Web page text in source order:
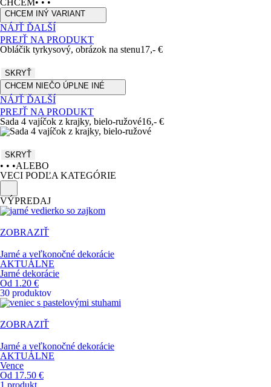
CHCEM• • •
CHCEM INÝ VARIANT
NÁJŤ ĎALŠÍ
PREJŤ NA PRODUKT
Obláčik tyrkysový, obrázok na stenu17,- €
SKRYŤ
CHCEM NIEČO ÚPLNE INÉ
NÁJŤ ĎALŠÍ
PREJŤ NA PRODUKT
Sada 4 vajíčok z krajky, bielo-ružové16,- €
SKRYŤ
• • •ALEBO
VECI PODĽA KATEGÓRIE
VÝPREDAJ
ZOBRAZIŤ
Jarné a veľkonočné dekorácie
AKTUÁLNE
Jarné dekorácie
Od 1.20 €
30 produktov
ZOBRAZIŤ
Jarné a veľkonočné dekorácie
AKTUÁLNE
Vence
Od 17.50 €
1 produkt